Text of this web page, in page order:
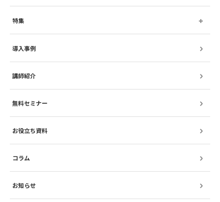
特集
導入事例
講師紹介
無料セミナー
お役立ち資料
コラム
お知らせ